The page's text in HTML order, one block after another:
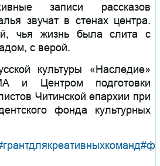
записи рассказов
звучат в стенах центра.
чья жизнь была слита с
с верой.
культуры «Наследие»
и Центром подготовки
Читинской епархии при
фонда культурных